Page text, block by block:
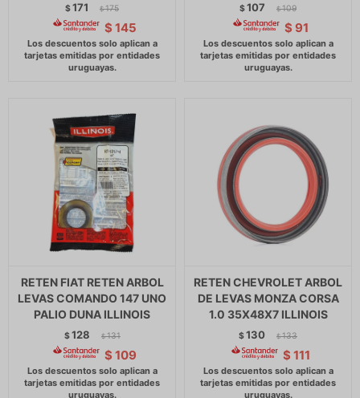
$171 $ 175
$ 145
$107 $ 109
$ 91
RETEN FIAT RETEN ARBOL
LEVAS COMANDO 147 UNO
PALIO DUNA ILLINOIS
$128 $ 131
$ 109
RETEN CHEVROLET ARBOL
DE LEVAS MONZA CORSA
1.0 35X48X7 ILLINOIS
$130 $ 133
$ 111